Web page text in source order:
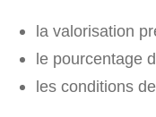
la valorisation
le pourcentage
les conditions